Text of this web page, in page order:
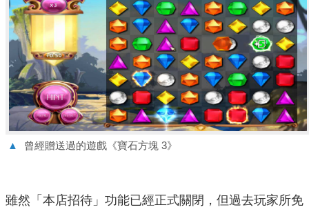
▲ 曾經贈送過的遊戲《寶石方塊 3》
雖然「本店招待」功能已經正式關閉，但過去玩家所免